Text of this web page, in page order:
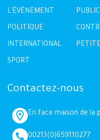
L'ÉVÉNEMENT
POLITIQUE
INTERNATIONAL
SPORT
Contactez-nous
En face maison de la
00213(0)659110277